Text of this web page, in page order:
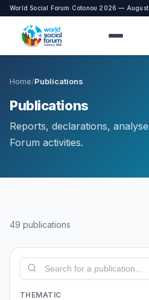
World Social Forum Cotonou 2026 —
Home/Publications
Publications
Reports, declarations,
Forum activities.
49 publications
THEMATIC